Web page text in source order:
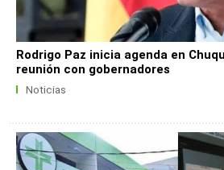
Rodrigo Paz inicia agenda en
reunión con gobernadores
Noticias